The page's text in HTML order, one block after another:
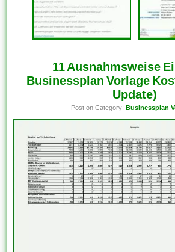
11 Ausnahmsweise
Businessplan Vorlage
Update)
Post on Category: Businessplan